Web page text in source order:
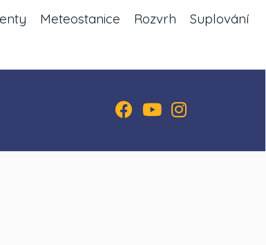
Meteostanice Rozvrh Suplování